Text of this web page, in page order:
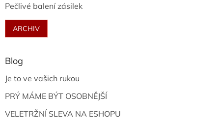
Pečlivé balení zásilek
ARCHIV
Blog
Je to ve vašich rukou
PRÝ MÁME BÝT OSOBNĚJŠÍ
VELETRŽNÍ SLEVA NA ESHOPU